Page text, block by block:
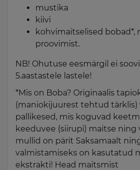
mustika
kiivi
kohvimaitselised bobad*,
proovimist.
NB! Ohutuse eesmärgil ei
5.aastastele lastele!
*Mis on Boba? Originaalis
(maniokijuurest tehtud tärklis)
pallikesed, mis koguvad
keeduvee (siirupi) maitse ning
mullid on pärit Saksamaalt
valmistamiseks on kasutatud
ekstrakti! Head maitsmist